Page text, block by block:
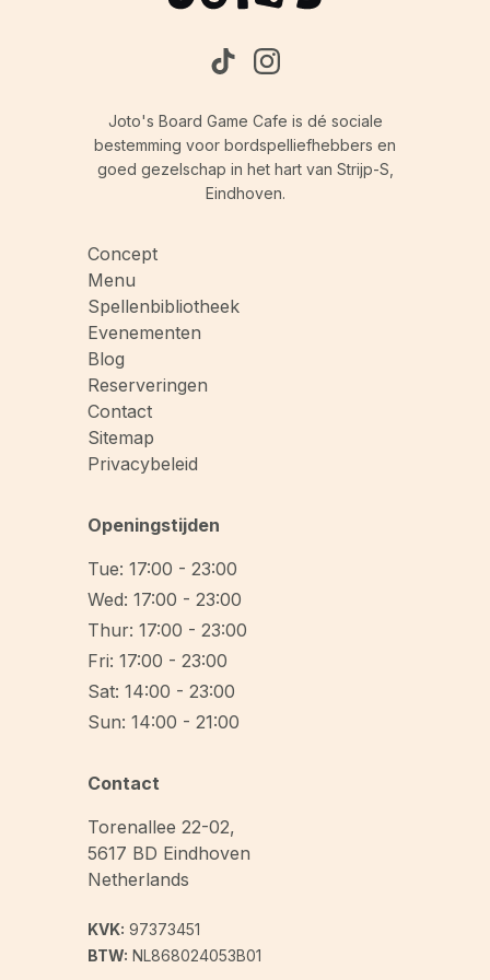
Joto's Board Game Cafe is dé sociale
bestemming voor bordspelliefhebbers en
goed gezelschap in het hart van Strijp-S,
Eindhoven.
Concept
Menu
Spellenbibliotheek
Evenementen
Blog
Reserveringen
Contact
Sitemap
Privacybeleid
Openingstijden
Tue: 17:00 - 23:00
Wed: 17:00 - 23:00
Thur: 17:00 - 23:00
Fri: 17:00 - 23:00
Sat: 14:00 - 23:00
Sun: 14:00 - 21:00
Contact
Torenallee 22-02,
5617 BD Eindhoven
Netherlands
KVK: 97373451
BTW: NL868024053B01